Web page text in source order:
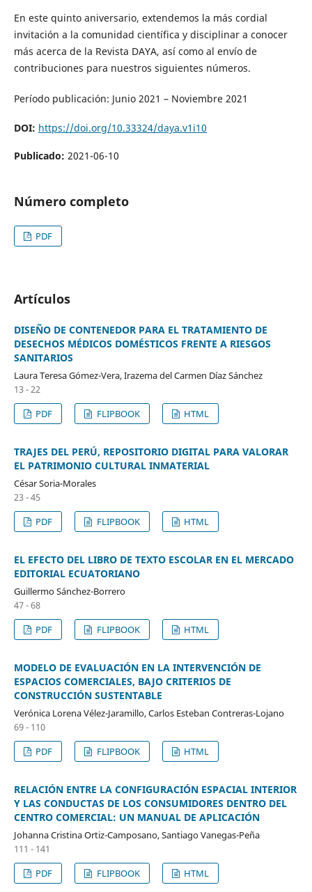
En este quinto aniversario, extendemos la más cordial
invitación a la comunidad científica y disciplinar a conocer
más acerca de la Revista DAYA, así como al envío de
contribuciones para nuestros siguientes números.
Período publicación: Junio 2021 – Noviembre 2021
DOI: https://doi.org/10.33324/daya.v1i10
Publicado: 2021-06-10
Número completo
PDF
Artículos
DISEÑO DE CONTENEDOR PARA EL TRATAMIENTO DE
DESECHOS MÉDICOS DOMÉSTICOS FRENTE A RIESGOS
SANITARIOS
Laura Teresa Gómez-Vera, Irazema del Carmen Díaz Sánchez
13 - 22
PDF
FLIPBOOK HTML
TRAJES DEL PERÚ, REPOSITORIO DIGITAL PARA VALORAR
EL PATRIMONIO CULTURAL INMATERIAL
César Soria-Morales
23 - 45
PDF
FLIPBOOK HTML
EL EFECTO DEL LIBRO DE TEXTO ESCOLAR EN EL MERCADO
EDITORIAL ECUATORIANO
Guillermo Sánchez-Borrero
47 - 68
PDF
FLIPBOOK HTML
MODELO DE EVALUACIÓN EN LA INTERVENCIÓN DE
ESPACIOS COMERCIALES, BAJO CRITERIOS DE
CONSTRUCCIÓN SUSTENTABLE
Verónica Lorena Vélez-Jaramillo, Carlos Esteban Contreras-Lojano
69 - 110
PDF
FLIPBOOK HTML
RELACIÓN ENTRE LA CONFIGURACIÓN ESPACIAL INTERIOR
Y LAS CONDUCTAS DE LOS CONSUMIDORES DENTRO DEL
CENTRO COMERCIAL: UN MANUAL DE APLICACIÓN
Johanna Cristina Ortiz-Camposano, Santiago Vanegas-Peña
111 - 141
PDF
FLIPBOOK HTML